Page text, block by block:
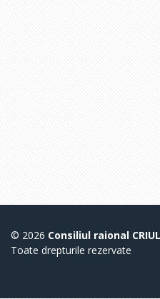
© 2026 Consiliul raional
Toate drepturile rezervate